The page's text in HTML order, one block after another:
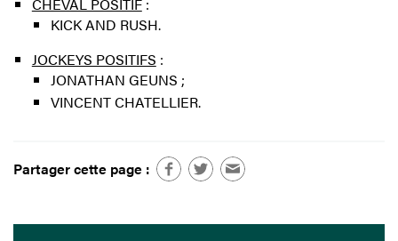
CHEVAL POSITIF:
KICK AND RUSH.
JOCKEYS POSITIFS :
JONATHAN GEUNS ;
VINCENT CHATELLIER.
Partager cette page :